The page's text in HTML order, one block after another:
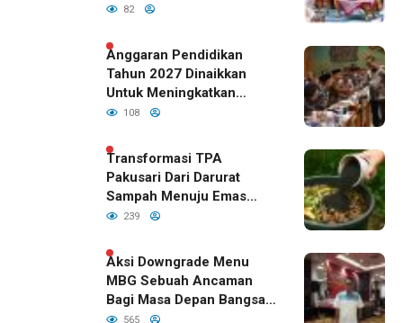
82
Anggaran Pendidikan
Tahun 2027 Dinaikkan
Untuk Meningkatkan
Kualitas Anak Bangsa,
RI
108
Transformasi TPA
Pakusari Dari Darurat
Sampah Menuju Emas
Hijau di Era Kepemimpinan
239
Aksi Downgrade Menu
MBG Sebuah Ancaman
Bagi Masa Depan Bangsa
Indonesia
565